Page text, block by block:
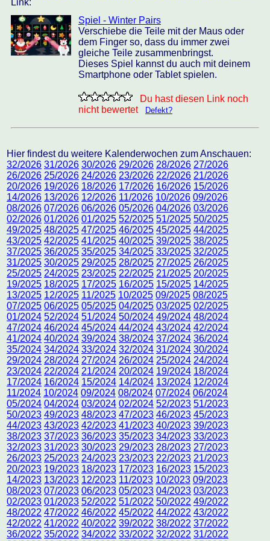
Link:
Spiel - Winter Pairs
Verschiebe die Teile mit der Maus oder
dem Finger so, dass du immer zwei
gleiche Teile zusammenbringst.
Dieses Spiel kannst du auch mit deinem
Smartphone oder Tablet spielen.
Du hast diesen Link noch
nicht bewertet
Defekt?
Hier findest du weitere Kalenderwochen zum Anschauen:
32/2026 31/2026 30/2026 29/2026 28/2026 27/2026
26/2026 25/2026 24/2026 23/2026 22/2026 21/2026
20/2026 19/2026 18/2026 17/2026 16/2026 15/2026
14/2026 13/2026 12/2026 11/2026 10/2026 09/2026
08/2026 07/2026 06/2026 05/2026 04/2026 03/2026
02/2026 01/2026 01/2025 52/2025 51/2025 50/2025
49/2025 48/2025 47/2025 46/2025 45/2025 44/2025
43/2025 42/2025 41/2025 40/2025 39/2025 38/2025
37/2025 36/2025 35/2025 34/2025 33/2025 32/2025
31/2025 30/2025 29/2025 28/2025 27/2025 26/2025
25/2025 24/2025 23/2025 22/2025 21/2025 20/2025
19/2025 18/2025 17/2025 16/2025 15/2025 14/2025
13/2025 12/2025 11/2025 10/2025 09/2025 08/2025
07/2025 06/2025 05/2025 04/2025 03/2025 02/2025
01/2024 52/2024 51/2024 50/2024 49/2024 48/2024
47/2024 46/2024 45/2024 44/2024 43/2024 42/2024
41/2024 40/2024 39/2024 38/2024 37/2024 36/2024
35/2024 34/2024 33/2024 32/2024 31/2024 30/2024
29/2024 28/2024 27/2024 26/2024 25/2024 24/2024
23/2024 22/2024 21/2024 20/2024 19/2024 18/2024
17/2024 16/2024 15/2024 14/2024 13/2024 12/2024
11/2024 10/2024 09/2024 08/2024 07/2024 06/2024
05/2024 04/2024 03/2024 02/2024 52/2023 51/2023
50/2023 49/2023 48/2023 47/2023 46/2023 45/2023
44/2023 43/2023 42/2023 41/2023 40/2023 39/2023
38/2023 37/2023 36/2023 35/2023 34/2023 33/2023
32/2023 31/2023 30/2023 29/2023 28/2023 27/2023
26/2023 25/2023 24/2023 23/2023 22/2023 21/2023
20/2023 19/2023 18/2023 17/2023 16/2023 15/2023
14/2023 13/2023 12/2023 11/2023 10/2023 09/2023
08/2023 07/2023 06/2023 05/2023 04/2023 03/2023
02/2023 01/2023 52/2022 51/2022 50/2022 49/2022
48/2022 47/2022 46/2022 45/2022 44/2022 43/2022
42/2022 41/2022 40/2022 39/2022 38/2022 37/2022
36/2022 35/2022 34/2022 33/2022 32/2022 31/2022